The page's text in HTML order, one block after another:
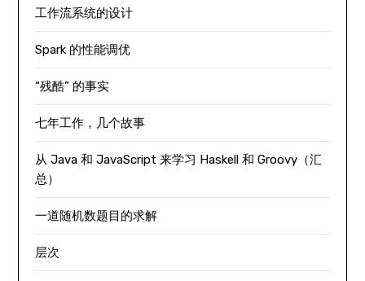
工作流系统的设计
Spark 的性能调优
“残酷” 的事实
七年工作，几个故事
从 Java 和 JavaScript 来学习 Haskell 和 Groovy（汇
总）
一道随机数题目的求解
层次